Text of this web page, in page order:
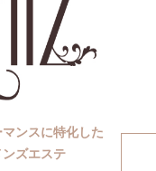
ンスに特化した
ンズエステ